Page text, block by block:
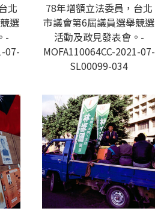
北
選
-
07-
78年增額立法委員，台北
市議會第6屆議員選舉競選
活動及政見發表會。-
MOFA110064CC-2021-07-
SL00099-034